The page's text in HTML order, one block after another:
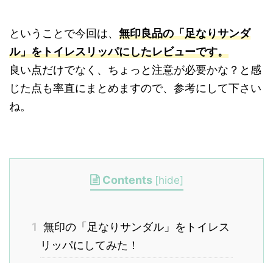
ということで今回は、 無印良品の「足なりサンダ
ル」をトイレスリッパにしたレビューです。
良い点だけでなく、ちょっと注意が必要かな？と感
じた点も率直にまとめますので、参考にして下さい
ね。
Contents [hide]
1 無印の「足なりサンダル」をトイレス
リッパにしてみた！